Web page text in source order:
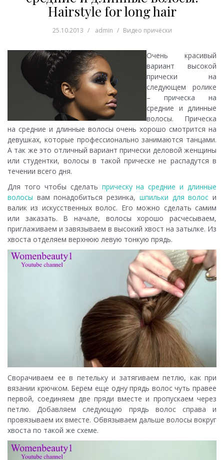
Hairstyle for long hair
25.10.2013 admin Видео причёски
Очень красивый
вариант высокой
прически на
следующем ролике
– прическа на
средние и длинные
волосы. Прическа
на средние и длинные волосы очень хорошо смотрится на
девушках, которые профессионально занимаются танцами.
А так же это отличный вариант прически деловой женщины
или студентки, волосы в такой прическе не распадутся в
течении всего дня.
Для того чтобы сделать прическу на средние и длинные
волосы вам понадобиться резинка, шпильки для волос и
валик из искусственных волос. Его можно сделать самим
или заказать. В начале, волосы хорошо расчесываем,
приглаживаем и завязываем в высокий хвост на затылке. Из
хвоста отделяем верхнюю левую тонкую прядь.
Сворачиваем ее в петельку и затягиваем петлю, как при
вязании крючком. Берем еще одну прядь волос чуть правее
первой, соединяем две пряди вместе и пропускаем через
петлю. Добавляем следующую прядь волос справа и
провязываем их вместе. Обвязываем дальше волосы вокруг
хвоста по такой же схеме.